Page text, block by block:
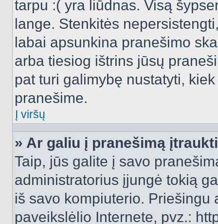
tarpu :( yra liūdnas. Visą
lange. Stenkitės
labai apsunkina pranešimo
arba tiesiog ištrins jūsų
pat turi galimybę nustatyti,
pranešime.
Į viršų
» Ar galiu į pranešimą
Taip, jūs galite į savo
administratorius įjungė tokią
iš savo kompiuterio.
paveikslėlio Internete, pvz.: